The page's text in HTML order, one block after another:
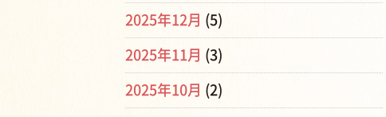
2025年12月 (5)
2025年11月 (3)
2025年10月 (2)